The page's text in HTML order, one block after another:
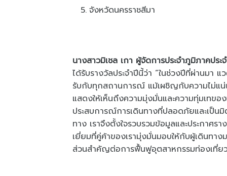
จังหวัดนครราชสีมา
นางสาวมิเชล เกา ผู้จัดการประจำภูมิภาคป
ได้รับรางวัลประจำปีนี้ว่า “ในช่วงปีที่ผ่านมา
รับกับทุกสถานการณ์ แม้เผชิญกับความไม่แ
แสดงให้เห็นถึงความมุ่งมั่นและความทุ่มเทของ
ประสบการณ์การเดินทางที่ปลอดภัยและเป็
ทาง เราจึงตั้งใจรวบรวมข้อมูลและประกาศ
เยี่ยมที่คู่ค้าของเรามุ่งมั่นมอบให้กับผู้เดินทา
ส่วนสำคัญต่อการฟื้นฟูอุตสาหกรรมท่องเที่ย